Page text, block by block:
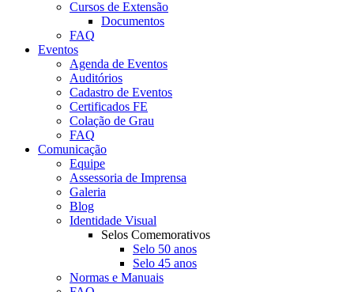
Cursos de Extensão
Documentos
FAQ
Eventos
Agenda de Eventos
Auditórios
Cadastro de Eventos
Certificados FE
Colação de Grau
FAQ
Comunicação
Equipe
Assessoria de Imprensa
Galeria
Blog
Identidade Visual
Selos Comemorativos
Selo 50 anos
Selo 45 anos
Normas e Manuais